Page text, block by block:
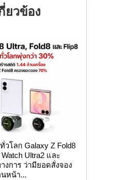
ยวข้อง
โลก Galaxy Z Fold8
Ultra2 และ
งการ ว่ามียอดสั่งจอง
หน้า...